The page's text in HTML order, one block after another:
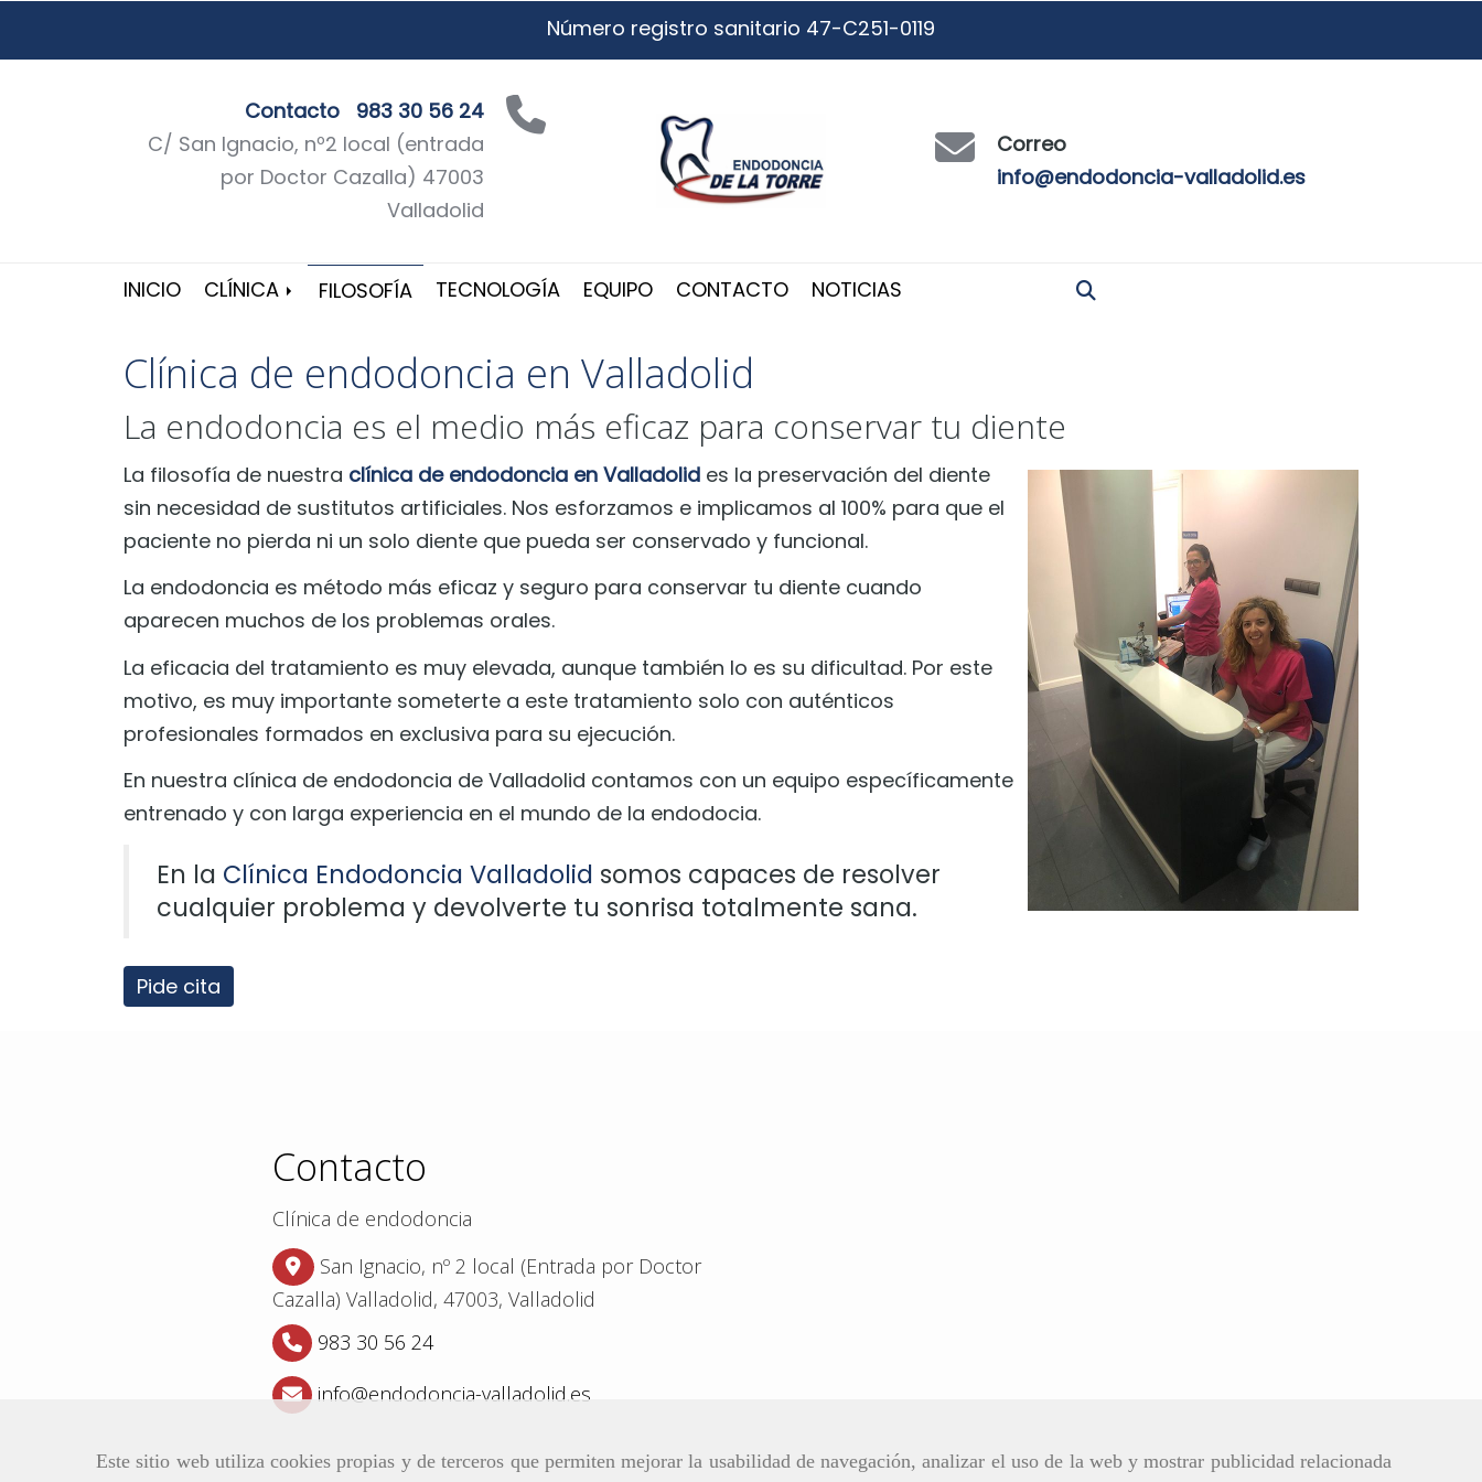
Este sitio web utiliza cookies propias y de terceros que permiten mejorar la usabilidad de navegación, analizar el uso de la web y mostrar publicidad relacionada
Número registro sanitario 47-C251-0119
Contacto
983 30 56 24
C/ San Ignacio, nº2 local (entrada
por Doctor Cazalla) 47003
Valladolid
Correo
info@endodoncia-valladolid.es
INICIO CLÍNICA FILOSOFÍA TECNOLOGÍA EQUIPO CONTACTO NOTICIAS
Clínica de endodoncia en Valladolid
La endodoncia es el medio más eficaz para conservar tu diente
La filosofía de nuestra clínica de endodoncia en Valladolid es la preservación del diente
sin necesidad de sustitutos artificiales. Nos esforzamos e implicamos al 100% para que el
paciente no pierda ni un solo diente que pueda ser conservado y funcional.
La endodoncia es método más eficaz y seguro para conservar tu diente cuando
aparecen muchos de los problemas orales.
La eficacia del tratamiento es muy elevada, aunque también lo es su dificultad. Por este
motivo, es muy importante someterte a este tratamiento solo con auténticos
profesionales formados en exclusiva para su ejecución.
En nuestra clínica de endodoncia de Valladolid contamos con un equipo específicamente
entrenado y con larga experiencia en el mundo de la endodocia.
En la Clínica Endodoncia Valladolid somos capaces de resolver
cualquier problema y devolverte tu sonrisa totalmente sana.
Pide cita
Contacto
Clínica de endodoncia
San Ignacio, nº 2 local (Entrada por Doctor
Cazalla) Valladolid,47003,Valladolid
983 30 56 24
info
endodoncia-valladolid.es